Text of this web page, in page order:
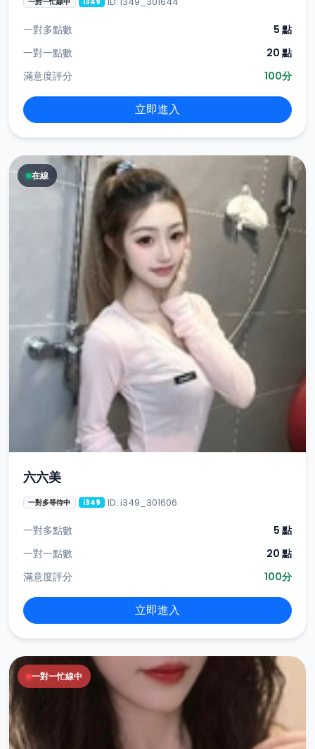
一對多點數
5 點
一對一點數
20 點
滿意度評分
100分
立即進入
在線
六六美
一對多等待中 i349 ID: i349_301606
一對多點數
5 點
一對一點數
20 點
滿意度評分
100分
立即進入
一對一忙線中